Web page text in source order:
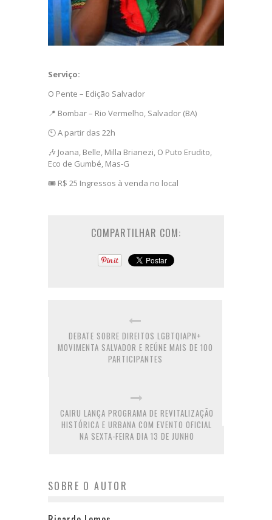
Serviço:
O Pente – Edição Salvador
📍 Bombar – Rio Vermelho, Salvador (BA)
🕙 A partir das 22h
🎶 Joana, Belle, Milla Brianezi, O Puto Erudito,
Eco de Gumbé, Mas-G
🎟️ R$ 25 Ingressos à venda no local
COMPARTILHAR COM:
DEBATE SOBRE DIREITOS LGBTQIAPN+
MOVIMENTA SALVADOR E REÚNE MAIS DE 100
PARTICIPANTES
CAIRU LANÇA PROGRAMA DE REVITALIZAÇÃO
HISTÓRICA E URBANA COM EVENTO OFICIAL
NA SEXTA-FEIRA DIA 13 DE JUNHO
SOBRE O AUTOR